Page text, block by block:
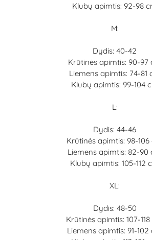
Klubų apimtis: 92-98
M:
Dydis: 40-42
Krūtinės apimtis: 90-97
Liemens apimtis: 74-81
Klubų apimtis: 99-104
L:
Dydis: 44-46
Krūtinės apimtis: 98-106
Liemens apimtis: 82-90
Klubų apimtis: 105-112
XL:
Dydis: 48-50
Krūtinės apimtis: 107-
Liemens apimtis: 91-102